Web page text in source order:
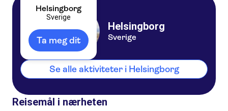
Helsingborg
Sverige
Ta meg dit
Helsingborg
Sverige
Se alle aktiviteter i Helsingborg
Reisemål i nærheten